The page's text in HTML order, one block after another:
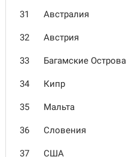
31 Австралия
32 Австрия
33 Багам­ские Острова
34 Кипр
35 Мальта
36 Словения
37 США